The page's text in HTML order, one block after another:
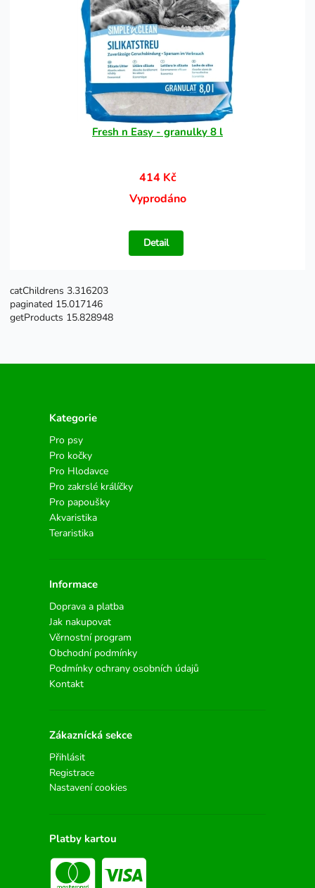
Fresh n Easy - granulky 8 l
414 Kč
Vyprodáno
Detail
catChildrens 3.316203
paginated 15.017146
getProducts 15.828948
Kategorie
Pro psy
Pro kočky
Pro Hlodavce
Pro zakrslé králíčky
Pro papoušky
Akvaristika
Teraristika
Informace
Doprava a platba
Jak nakupovat
Věrnostní program
Obchodní podmínky
Podmínky ochrany osobních údajů
Kontakt
Zákaznícká sekce
Přihlásit
Registrace
Nastavení cookies
Platby kartou